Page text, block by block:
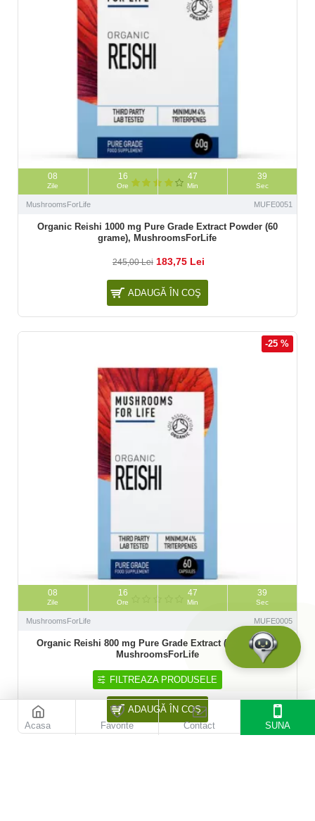
08
Zile
16
Ore
47
Min
37
Sec
MushroomsForLife MUFE0051
Organic Reishi 1000 mg Pure Grade Extract Powder (60
grame), MushroomsForLife
245,00 Lei 183,75 Lei
ADAUGĂ ÎN COŞ
-25 %
08
Zile
16
Ore
47
Min
37
Sec
MushroomsForLife MUFE0005
Organic Reishi 800 mg Pure Grade Extract (60 capsule),
MushroomsForLife
190,00 Lei 142,50 Lei
ADAUGĂ ÎN COŞ
Acasa Favorite Contact SUNA
FILTREAZA PRODUSELE